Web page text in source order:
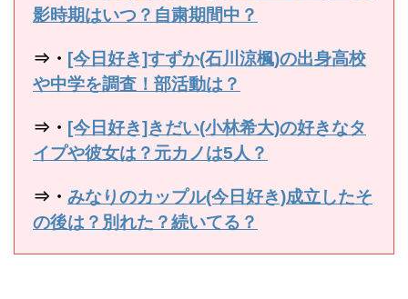
影時期はいつ？自粛期間中？
⇒・ [今日好き]すずか(石川涼楓)の出身高校
や中学を調査！部活動は？
⇒・ [今日好き]きだい(小林希大)の好きなタ
イプや彼女は？元カノは5人？
⇒・ みなりのカップル(今日好き)成立したそ
の後は？別れた？続いてる？